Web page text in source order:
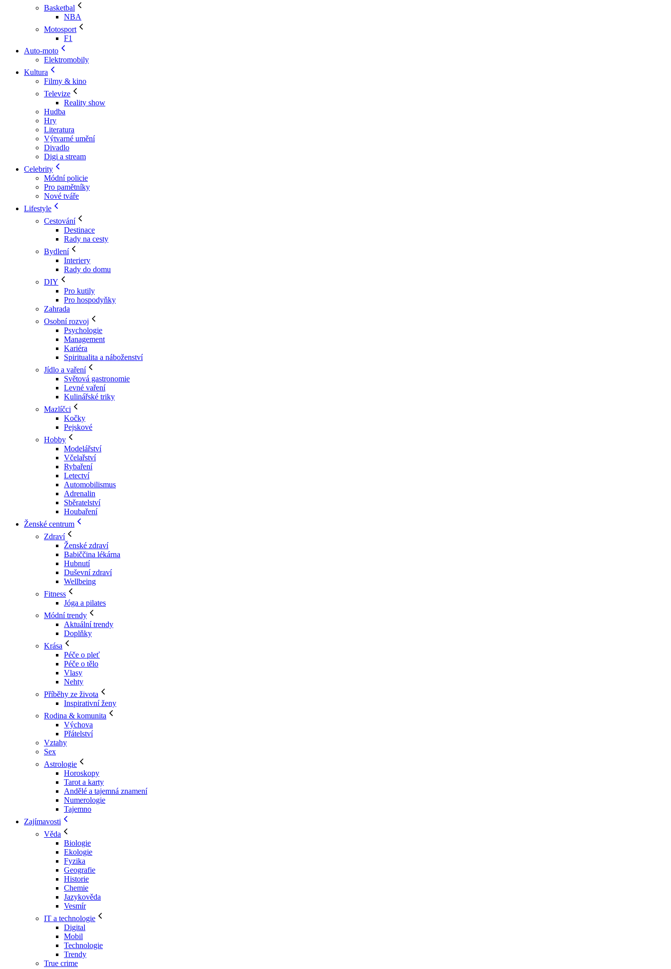
Basketbal
NBA
Motosport
F1
Auto-moto
Elektromobily
Kultura
Filmy & kino
Televize
Reality show
Hudba
Hry
Literatura
Výtvarné umění
Divadlo
Digi a stream
Celebrity
Módní policie
Pro pamětníky
Nové tváře
Lifestyle
Cestování
Destinace
Rady na cesty
Bydlení
Interiery
Rady do domu
DIY
Pro kutily
Pro hospodyňky
Zahrada
Osobní rozvoj
Psychologie
Management
Kariéra
Spiritualita a náboženství
Jídlo a vaření
Světová gastronomie
Levné vaření
Kulinářské triky
Mazlíčci
Kočky
Pejskové
Hobby
Modelářství
Včelařství
Rybaření
Letectví
Automobilismus
Adrenalin
Sběratelství
Houbaření
Ženské centrum
Zdraví
Ženské zdraví
Babiččina lékárna
Hubnutí
Duševní zdraví
Wellbeing
Fitness
Jóga a pilates
Módní trendy
Aktuální trendy
Doplňky
Krása
Péče o pleť
Péče o tělo
Vlasy
Nehty
Příběhy ze života
Inspirativní ženy
Rodina & komunita
Výchova
Přátelství
Vztahy
Sex
Astrologie
Horoskopy
Tarot a karty
Andělé a tajemná znamení
Numerologie
Tajemno
Zajímavosti
Věda
Biologie
Ekologie
Fyzika
Geografie
Historie
Chemie
Jazykověda
Vesmír
IT a technologie
Digital
Mobil
Technologie
Trendy
True crime